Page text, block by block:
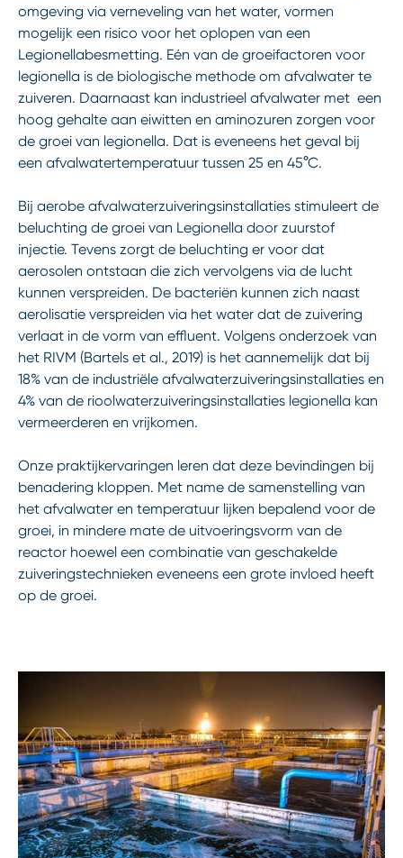
omgeving via verneveling van het water, vormen
mogelijk een risico voor het oplopen van een
Legionellabesmetting. Eén van de groeifactoren voor
legionella is de biologische methode om afvalwater te
zuiveren. Daarnaast kan industrieel afvalwater met een
hoog gehalte aan eiwitten en aminozuren zorgen voor
de groei van legionella. Dat is eveneens het geval bij
een afvalwatertemperatuur tussen 25 en 45°C.
Bij aerobe afvalwaterzuiveringsinstallaties stimuleert de
beluchting de groei van Legionella door zuurstof
injectie. Tevens zorgt de beluchting er voor dat
aerosolen ontstaan die zich vervolgens via de lucht
kunnen verspreiden. De bacteriën kunnen zich naast
aerolisatie verspreiden via het water dat de zuivering
verlaat in de vorm van effluent. Volgens onderzoek van
het RIVM (Bartels et al., 2019) is het aannemelijk dat bij
18% van de industriële afvalwaterzuiveringsinstallaties en
4% van de rioolwaterzuiveringsinstallaties legionella kan
vermeerderen en vrijkomen.
Onze praktijkervaringen leren dat deze bevindingen bij
benadering kloppen. Met name de samenstelling van
het afvalwater en temperatuur lijken bepalend voor de
groei, in mindere mate de uitvoeringsvorm van de
reactor hoewel een combinatie van geschakelde
zuiveringstechnieken eveneens een grote invloed heeft
op de groei.